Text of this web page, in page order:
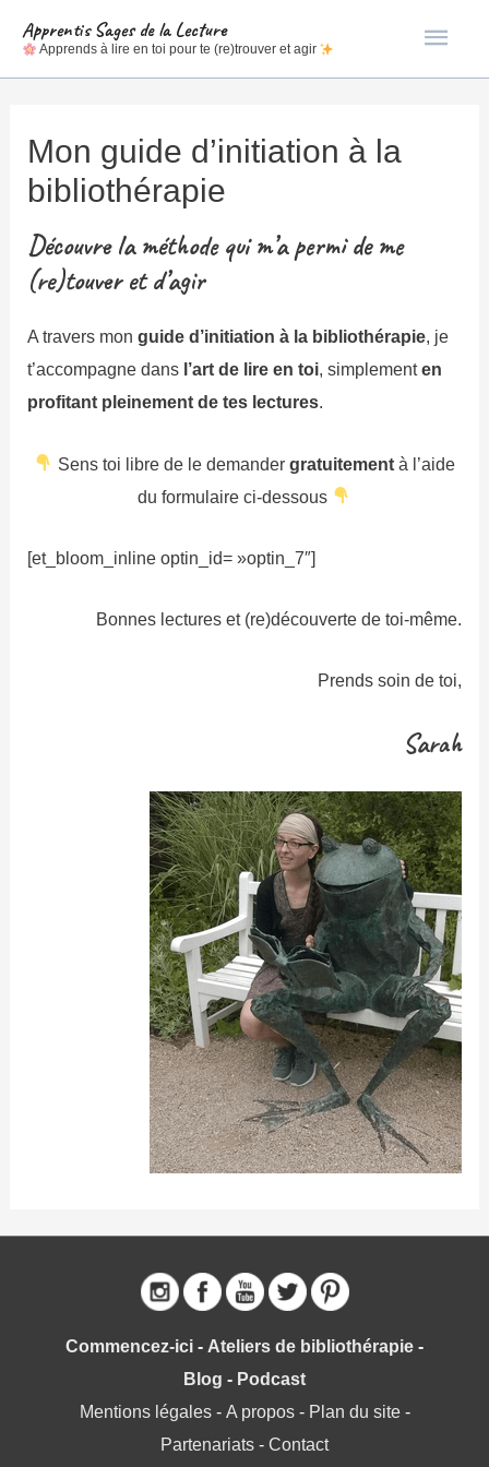
Apprentis Sages de la Lecture
Apprends à lire en toi pour te (re)trouver et agir
Mon guide d’initiation à la
bibliothérapie
Découvre la méthode qui m’a permi de me
(re)touver et d’agir
A travers monguide d’initiation à la bibliothérapie, je
t’accompagne dans l’art de lire en toi, simplementen
profitant pleinement de tes lectures.
Sens toi libre de le demandergratuitement à l’aide
du formulaire ci-dessous
[et_bloom_inline optin_id= »optin_7″]
Bonnes lectures et (re)découverte de toi-même.
Prends soin de toi,
Sarah
Commencez-ici - Ateliers de bibliothérapie -
Blog - Podcast
Mentions légales- A propos- Plan du site-
Partenariats - Contact